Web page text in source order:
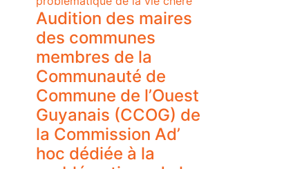
Audition des maires
des communes
membres de la
Communauté de
Commune de l’Ouest
Guyanais (CCOG) de
la Commission Ad’
hoc dédiée à la